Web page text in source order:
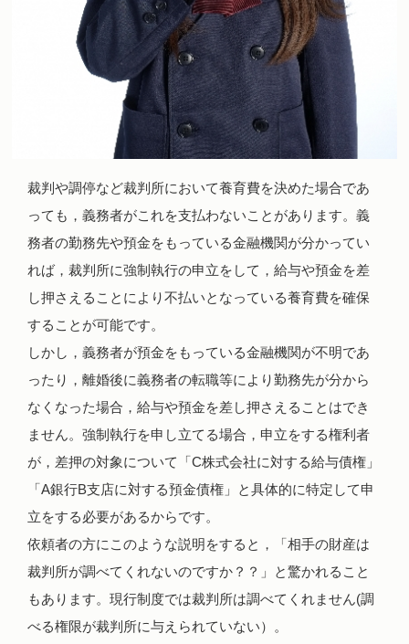
裁判や調停など裁判所において養育費を決めた場合であ
っても，義務者がこれを支払わないことがあります。義
務者の勤務先や預金をもっている金融機関が分かってい
れば，裁判所に強制執行の申立をして，給与や預金を差
し押さえることにより不払いとなっている養育費を確保
することが可能です。
しかし，義務者が預金をもっている金融機関が不明であ
ったり，離婚後に義務者の転職等により勤務先が分から
なくなった場合，給与や預金を差し押さえることはでき
ません。強制執行を申し立てる場合，申立をする権利者
が，差押の対象について「C株式会社に対する給与債権」
「A銀行B支店に対する預金債権」と具体的に特定して申
立をする必要があるからです。
依頼者の方にこのような説明をすると，「相手の財産は
裁判所が調べてくれないのですか？？」と驚かれること
もあります。現行制度では裁判所は調べてくれません(調
べる権限が裁判所に与えられていない）。